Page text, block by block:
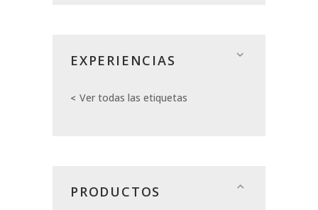
EXPERIENCIAS
Ver todas las etiquetas
PRODUCTOS